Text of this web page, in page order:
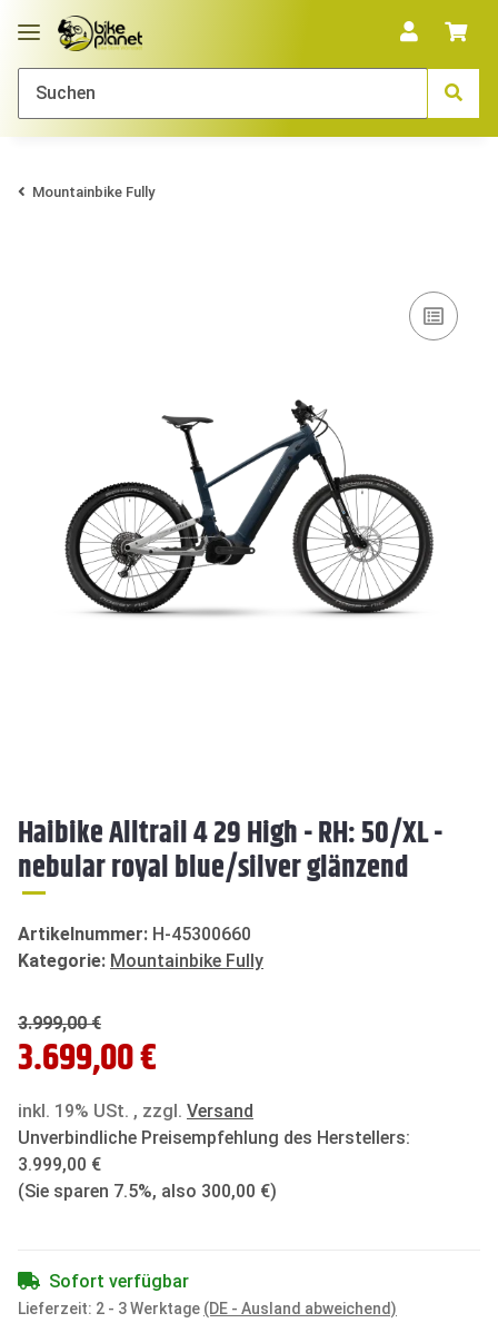
Mountainbike Fully
Haibike Alltrail 4 29 High - RH: 50/XL -
nebular royal blue/silver glänzend
Artikelnummer: H-45300660
Kategorie: Mountainbike Fully
3.999,00 €
3.699,00 €
inkl. 19% USt. , zzgl. Versand
Unverbindliche Preisempfehlung des Herstellers:
3.999,00 €
(Sie sparen 7.5%, also 300,00 €)
Sofort verfügbar
Lieferzeit: 2 - 3 Werktage (DE - Ausland abweichend)